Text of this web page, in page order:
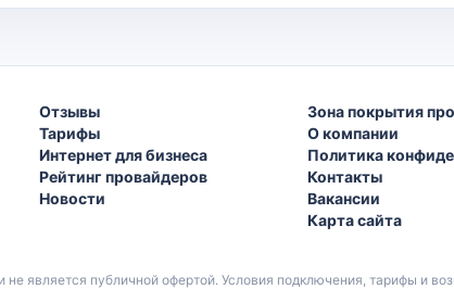
Отзывы
Тарифы
Интернет для бизнеса
Рейтинг провайдеров
Новости
Зона покрытия
О компании
Политика
Контакты
Вакансии
Карта сайта
является публичной офертой. Условия подключения, тарифы и